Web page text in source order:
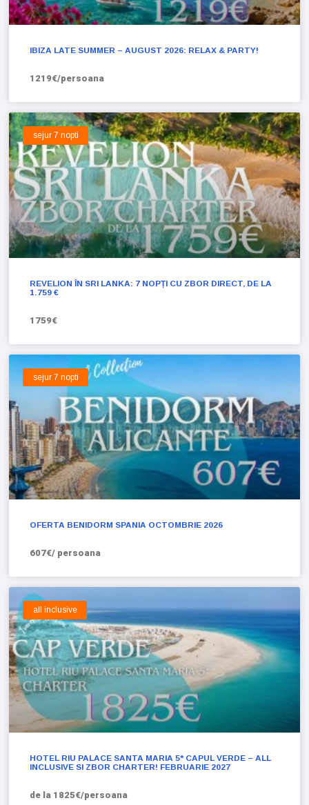
IBIZA LATE SUMMER – AUGUST 2026: RELAX & PARTY!
1219€/persoana
sejur 7 nopti
REVELION ÎN SRI LANKA: 7 NOPȚI CU ZBOR DIRECT, DE LA
1.759 €
1759€
sejur 7 nopti
OFERTA BENIDORM SPANIA OCTOMBRIE 2026
607€/ persoana
all inclusive
HOTEL RIU PALACE SANTA MARIA 5* CAPUL VERDE – ALL
INCLUSIVE SI ZBOR CHARTER! FEBRUARIE 2027
de la 1825€/persoana